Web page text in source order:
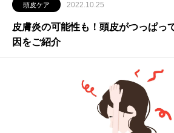
頭皮ケア 2022.10.25
皮膚炎の可能性も！頭皮がつっぱっ
因をご紹介